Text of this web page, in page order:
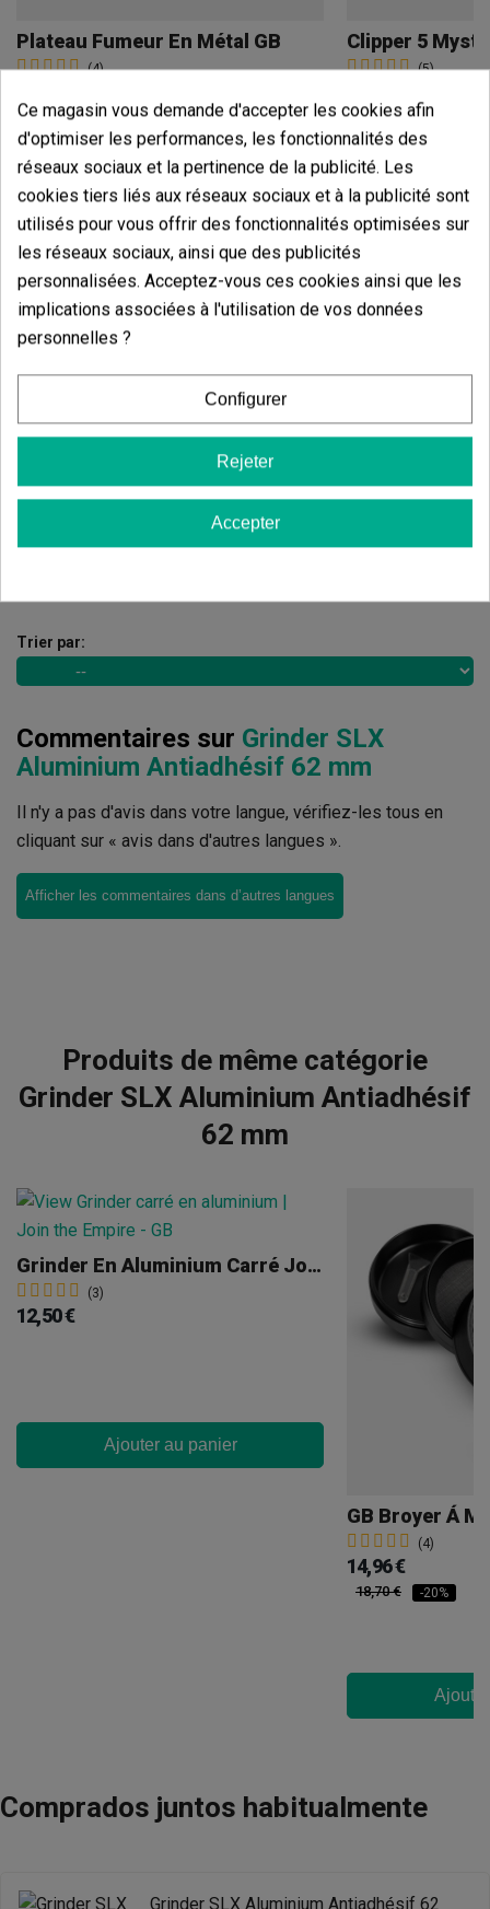
Plateau Fumeur En Métal GB
(4)
Ajouter au panier
Clipper 5
(5)
Avis des clients
5 étoiles
2 étoiles
0.00%
Écrivez votre commentaire
Trier par:
Commentaires sur Grinder SLX
Aluminium Antiadhésif 62 mm
Il n'y a pas d'avis dans votre langue, vérifiez-les tous en
cliquant sur « avis dans d'autres langues ».
Afficher les commentaires dans d’autres langues
Produits de même catégorie
Grinder SLX Aluminium Antiadhésif
62 mm
Grinder En Aluminium Carré Joint The Empire
(3)
12,50 €
Ajouter au panier
(4)
14,96 €
18,70 € -20%
Comprados juntos habitualmente
Grinder SLX Aluminium Antiadhésif 62
Ce magasin vous demande d'accepter les cookies afin
d'optimiser les performances, les fonctionnalités des
réseaux sociaux et la pertinence de la publicité. Les
cookies tiers liés aux réseaux sociaux et à la publicité sont
utilisés pour vous offrir des fonctionnalités optimisées sur
les réseaux sociaux, ainsi que des publicités
personnalisées. Acceptez-vous ces cookies ainsi que les
implications associées à l'utilisation de vos données
personnelles ?
Configurer
Rejeter
Accepter